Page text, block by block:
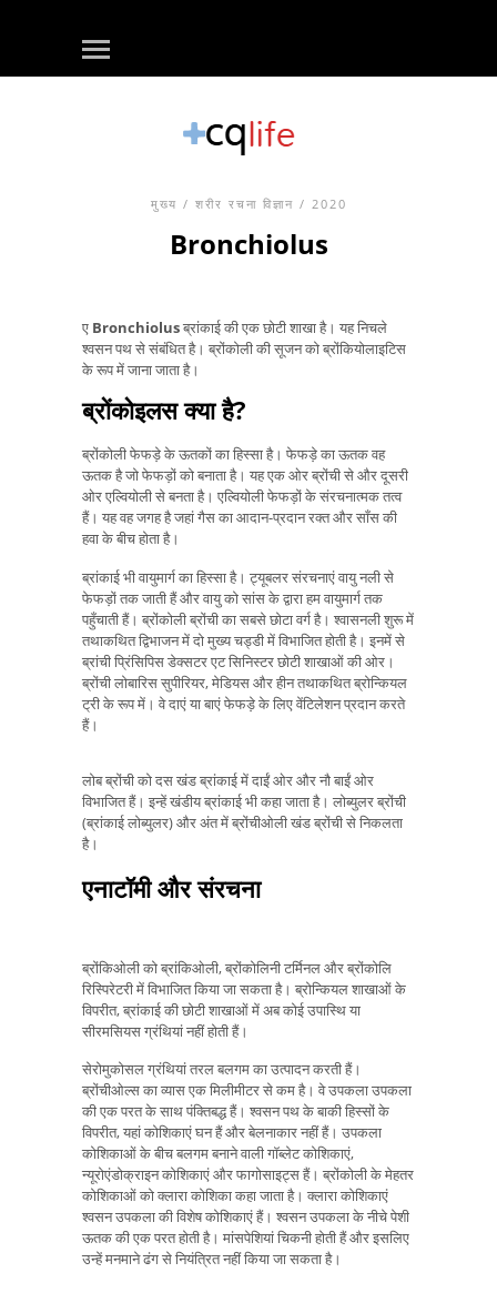
मुख्य / शरीर रचना विज्ञान / 2020
Bronchiolus
ए Bronchiolusब्रांकाई की एक छोटी शाखा है। यह निचले
श्वसन पथ से संबंधित है। ब्रोंकोली की सूजन को ब्रोंकियोलाइटिस
के रूप में जाना जाता है।
ब्रोंकोइलस क्या है?
ब्रोंकोली फेफड़े के ऊतकों का हिस्सा है। फेफड़े का ऊतक वह
ऊतक है जो फेफड़ों को बनाता है। यह एक ओर ब्रोंची से और दूसरी
ओर एल्वियोली से बनता है। एल्वियोली फेफड़ों के संरचनात्मक तत्व
हैं। यह वह जगह है जहां गैस का आदान-प्रदान रक्त और साँस की
हवा के बीच होता है।
ब्रांकाई भी वायुमार्ग का हिस्सा है। ट्यूबलर संरचनाएं वायु नली से
फेफड़ों तक जाती हैं और वायु को सांस के द्वारा हम वायुमार्ग तक
पहुँचाती हैं। ब्रोंकोली ब्रोंची का सबसे छोटा वर्ग है। श्वासनली शुरू में
तथाकथित द्विभाजन में दो मुख्य चड्डी में विभाजित होती है। इनमें से
ब्रांची प्रिंसिपिस डेक्सटर एट सिनिस्टर छोटी शाखाओं की ओर।
ब्रोंची लोबारिस सुपीरियर, मेडियस और हीन तथाकथित ब्रोन्कियल
ट्री के रूप में। वे दाएं या बाएं फेफड़े के लिए वेंटिलेशन प्रदान करते
हैं।
लोब ब्रोंची को दस खंड ब्रांकाई में दाईं ओर और नौ बाईं ओर
विभाजित हैं। इन्हें खंडीय ब्रांकाई भी कहा जाता है। लोब्युलर ब्रोंची
(ब्रांकाई लोब्युलर) और अंत में ब्रोंचीओली खंड ब्रोंची से निकलता
है।
एनाटॉमी और संरचना
ब्रोंकिओली को ब्रांकिओली, ब्रोंकोलिनी टर्मिनल और ब्रोंकोलि
रिस्पिरेटरी में विभाजित किया जा सकता है। ब्रोन्कियल शाखाओं के
विपरीत, ब्रांकाई की छोटी शाखाओं में अब कोई उपास्थि या
सीरमसियस ग्रंथियां नहीं होती हैं।
सेरोमुकोसल ग्रंथियां तरल बलगम का उत्पादन करती हैं।
ब्रोंचीओल्स का व्यास एक मिलीमीटर से कम है। वे उपकला उपकला
की एक परत के साथ पंक्तिबद्ध हैं। श्वसन पथ के बाकी हिस्सों के
विपरीत, यहां कोशिकाएं घन हैं और बेलनाकार नहीं हैं। उपकला
कोशिकाओं के बीच बलगम बनाने वाली गॉब्लेट कोशिकाएं,
न्यूरोएंडोक्राइन कोशिकाएं और फागोसाइट्स हैं। ब्रोंकोली के मेहतर
कोशिकाओं को क्लारा कोशिका कहा जाता है। क्लारा कोशिकाएं
श्वसन उपकला की विशेष कोशिकाएं हैं। श्वसन उपकला के नीचे पेशी
ऊतक की एक परत होती है। मांसपेशियां चिकनी होती हैं और इसलिए
उन्हें मनमाने ढंग से नियंत्रित नहीं किया जा सकता है।